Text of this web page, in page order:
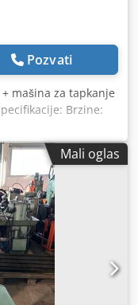
Pozvati
mašina za tapkanje
Brzine:
čeliku: M 6 ..max.
može posmatrati
Mali oglas